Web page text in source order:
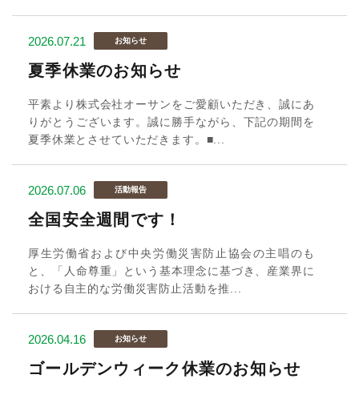
2026.07.21 お知らせ
夏季休業のお知らせ
平素より株式会社オーサンをご愛顧いただき、誠にあ
りがとうございます。誠に勝手ながら、下記の期間を
夏季休業とさせていただきます。■...
2026.07.06 活動報告
全国安全週間です！
厚生労働省および中央労働災害防止協会の主唱のも
と、「人命尊重」という基本理念に基づき、産業界に
おける自主的な労働災害防止活動を推...
2026.04.16 お知らせ
ゴールデンウィーク休業のお知らせ